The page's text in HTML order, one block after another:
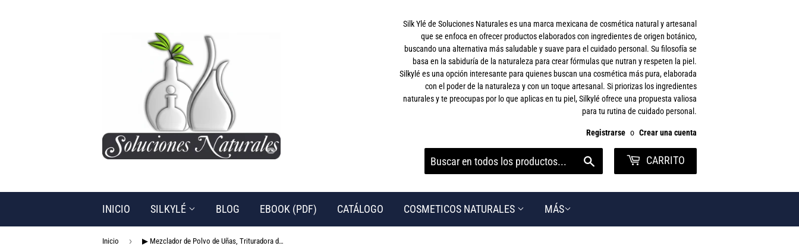
Silk Ylé de Soluciones Naturales es una marca mexicana de cosmética natural y artesanal
que se enfoca en ofrecer productos elaborados con ingredientes de origen botánico,
buscando una alternativa más saludable y suave para el cuidado personal. Su filosofía se
basa en la sabiduría de la naturaleza para crear fórmulas que nutran y respeten la piel.
Silkylé es una opción interesante para quienes buscan una cosmética más pura, elaborada
con el poder de la naturaleza y con un toque artesanal. Si priorizas los ingredientes
naturales y te preocupas por lo que aplicas en tu piel, Silkylé ofrece una propuesta valiosa
para tu rutina de cuidado personal.
Registrarse o Crear una cuenta
CARRITO
INICIO SILKYLÉ BLOG EBOOK (PDF) CATÁLOGO COSMETICOS NATURALES MÁS
Inicio › ▶ Mezclador de Polvo de Uñas, Trituradora de Especias Eléctrica de Aluminio, Molinillo de Hierba de Tabaco Eléctrico, Máquina de Pulir en Polvo, Amoladora de Polvo de Uñas para Salones de(rojo)